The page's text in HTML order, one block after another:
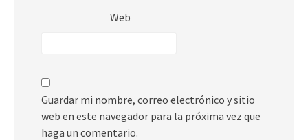
Web
Guardar mi nombre, correo electrónico y sitio
web en este navegador para la próxima vez que
haga un comentario.